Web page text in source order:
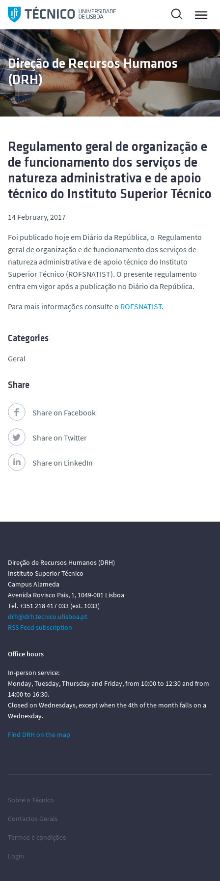
i
p
t
o
c
o
t
Direção de Recursos Humanos
(DRH)
Regulamento geral de organização e
de funcionamento dos serviços de
natureza administrativa e de apoio
técnico do Instituto Superior Técnico
14 February, 2017
Foi publicado hoje em Diário da República, o Regulamento
geral de organização e de funcionamento dos serviços de
natureza administrativa e de apoio técnico do Instituto
Superior Técnico (ROFSNATIST). O presente regulamento
entra em vigor após a publicação no Diário da República.
Para mais informações consulte o ROFSNATIST.
Categories
Geral
Share
Share on Facebook
Share on Twitter
Share on LinkedIn
Direção de Recursos Humanos (DRH)
Instituto Superior Técnico
Campus Alameda
Avenida Rovisco Pais, 1, 1049-001 Lisboa
Tel. +351 218 417 033 (ext. 1033)
drh@drh.tecnico.ulisboa.pt
RSS Feed subscription
Office hours
In-person service:
Monday, Tuesday, Thursday and Friday, from 10:00 to 12:30 and from
14:00 to 16:30.
Closed on Wednesdays, except when the 4th of the month falls on a
Wednesday.
Find DRH on the map
Sobre o Técnico
Contactos Gerais
Termos e condições
Login